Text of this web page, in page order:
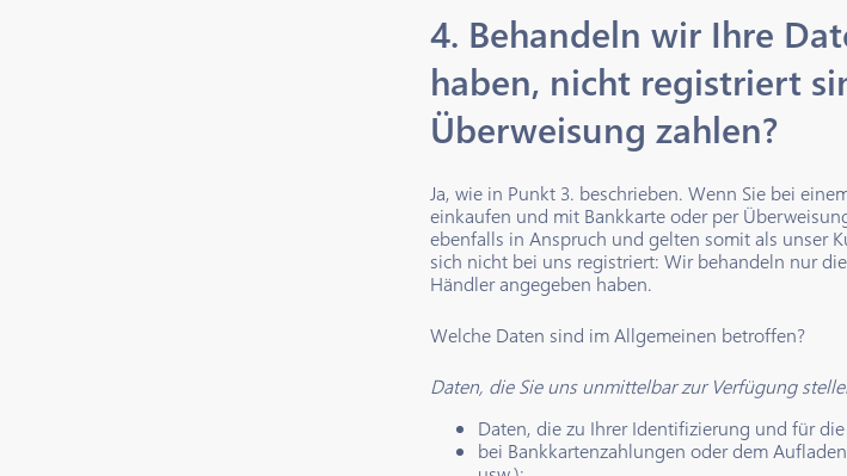
4. Behandeln wir Ihre
haben, nicht registriert
Überweisung zahlen?
Ja, wie in Punkt 3. beschrieben. Wenn Sie bei
einkaufen und mit Bankkarte oder per
ebenfalls in Anspruch und gelten somit als unser
sich nicht bei uns registriert: Wir behandeln nur
Händler angegeben haben.
Welche Daten sind im Allgemeinen betroffen?
Daten, die Sie uns unmittelbar zur Verfügung
Daten, die zu Ihrer Identifizierung und für
bei Bankkartenzahlungen oder dem